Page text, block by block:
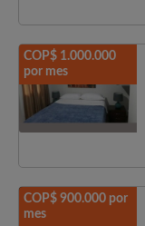
COP$ 1.000.000
por mes
COP$ 900.000 por
mes